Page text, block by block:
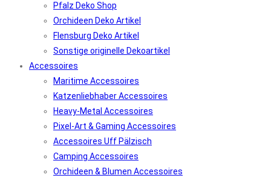
Pfalz Deko Shop
Orchideen Deko Artikel
Flensburg Deko Artikel
Sonstige originelle Dekoartikel
Accessoires
Maritime Accessoires
Katzenliebhaber Accessoires
Heavy-Metal Accessoires
Pixel-Art & Gaming Accessoires
Accessoires Uff Pälzisch
Camping Accessoires
Orchideen & Blumen Accessoires